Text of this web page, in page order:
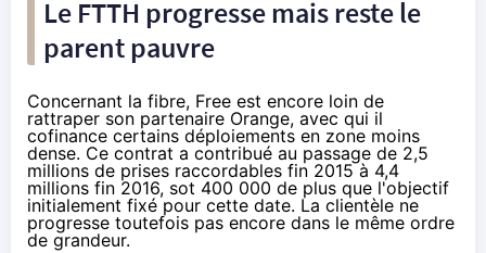
Le FTTH progresse mais reste le
parent pauvre
Concernant la fibre, Free est encore loin de
rattraper son partenaire Orange, avec qui il
cofinance certains déploiements en zone moins
dense. Ce contrat a contribué au passage de 2,5
millions de prises raccordables fin 2015 à 4,4
millions fin 2016, sot 400 000 de plus que l'objectif
initialement fixé pour cette date. La clientèle ne
progresse toutefois pas encore dans le même ordre
de grandeur.